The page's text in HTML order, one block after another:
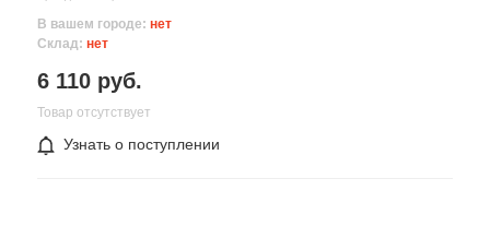
В вашем городе: нет
Склад: нет
6 110 руб.
Товар отсутствует
Узнать о поступлении